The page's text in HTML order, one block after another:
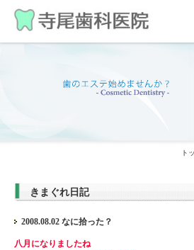
ト
きまぐれ日記
2008.08.02 なに拾った？
八月になりましたね